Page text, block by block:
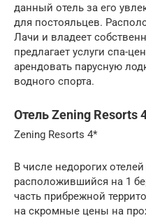
данный отель за его
для постояльцев.
Лачи и владеет
предлагает услуги спа-
арендовать парусную
водного спорта.
Отель Zening Resorts
Zening Resorts 4*
В числе недорогих
расположившийся на 1
часть прибрежной
на скромные цены на